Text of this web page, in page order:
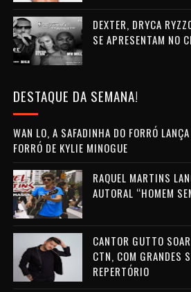
DEXTER, DRYCA
SE APRESENTAM NO
DESTAQUE DA SEMANA!
WAN LO, A SAFADINHA DO FORRÓ
FORRÓ DE KYLIE MINOGUE
RAQUEL MARTINS
AUTORAL “HOMEM
CANTOR GUTTO
CTN, COM GRANDES
REPERTÓRIO